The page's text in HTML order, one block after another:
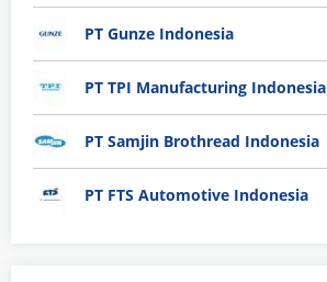
PT Gunze Indonesia
PT TPI Manufacturing Indonesia
PT Samjin Brothread Indonesia
PT FTS Automotive Indonesia